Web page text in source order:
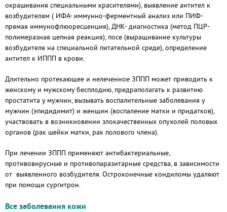
окрашивания специальными красителями), выявление антител к
возбудителям ( ИФА- иммунно-ферментный анализ или ПИФ-
прямая иммунофлюоресценция), ДНК- диагностика (метод ПЦР-
полимеразная цепная реакция), посе (выращивание культуры
возбудителя на специальной питательной среде), определение
антител к ИППП в крови.
Длительно протекающее и нелеченное ЗППП может приводить к
женскому и мужскому бесплодию, предраполагать к развитию
простатита у мужчин, вызывать воспалительные заболевания у
мужчин (эпидидимит) и женщин (воспаление матки и придатков),
участвовать в возникновении злокачественных опухолей половых
органов (рак шейки матки, рак полового члена).
При лечении ЗППП применяют антибактериальные,
противовирусные и противопаразитарные средства, в зависимости
от выявленного возбудителя. Остроконечные кондиломы удаляют
при помощи сургитрон.
Все заболевания кожи